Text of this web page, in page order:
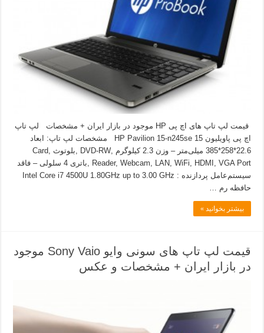
قیمت لپ تاپ های اچ پی HP موجود در بازار ایران + مشخصات لپ تاپ
اچ پی پاویلیون 15 HP Pavilion 15-n245se مشخصات لپ تاپ: ابعاد
22.6*258*385 میلی‌متر – وزن 2.3 کیلوگرم ,DVD-RW ,بلوتوث ,Card
Reader, Webcam, LAN, WiFi, HDMI, VGA Port ,باتری 4 سلولی – فاقد
سیستم‌عامل پردازنده : Intel Core i7 4500U 1.80GHz up to 3.00 GHz
حافظه رم …
بیشتر بخوانید »
قیمت لپ تاپ های سونی وایو Sony Vaio موجود
در بازار ایران + مشخصات و عکس